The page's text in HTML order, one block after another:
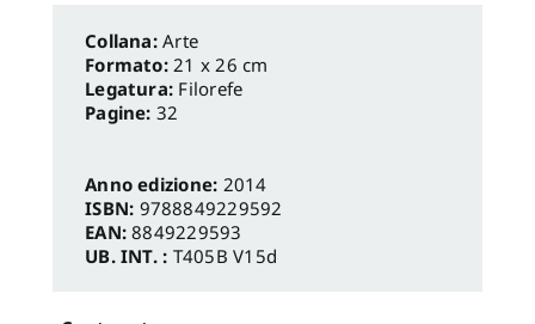
Arte
Formato: 21 x 26 cm
Legatura: Filorefe
Pagine: 32
Anno edizione: 2014
ISBN: 9788849229592
EAN:8849229593
UB. INT. : T405B V15d